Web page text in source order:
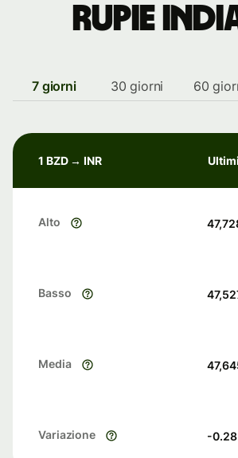
rupie
7 giorni 30 giorni 60
1 BZD → INR
Alto
Basso
Media
Variazione -0.28